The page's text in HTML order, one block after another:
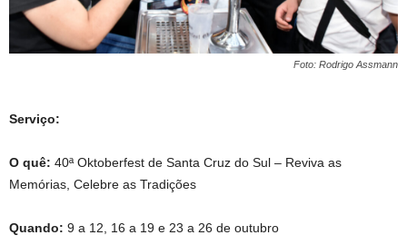
Foto: Rodrigo Assmann
Serviço:
O quê: 40ª Oktoberfest de Santa Cruz do Sul – Reviva as
Memórias, Celebre as Tradições
Quando: 9 a 12, 16 a 19 e 23 a 26 de outubro